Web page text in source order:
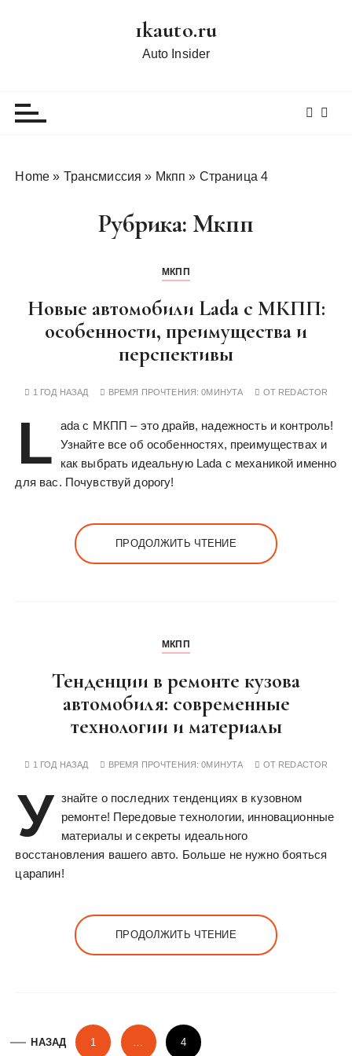
1kauto.ru
Auto Insider
Home » Трансмиссия » Мкпп » Страница 4
Рубрика: Мкпп
МКПП
Новые автомобили Lada с МКПП:
особенности, преимущества и
перспективы
1 ГОД НАЗАД ВРЕМЯ ПРОЧТЕНИЯ:0МИНУТА ОТ REDACTOR
L
ada с МКПП – это драйв, надежность и контроль!
Узнайте все об особенностях, преимуществах и
как выбрать идеальную Lada с механикой именно
для вас. Почувствуй дорогу!
ПРОДОЛЖИТЬ ЧТЕНИЕ
МКПП
Тенденции в ремонте кузова
автомобиля: современные
технологии и материалы
1 ГОД НАЗАД ВРЕМЯ ПРОЧТЕНИЯ:0МИНУТА ОТ REDACTOR
У знайте о последних тенденциях в кузовном
ремонте! Передовые технологии, инновационные
материалы и секреты идеального
восстановления вашего авто. Больше не нужно бояться
царапин!
ПРОДОЛЖИТЬ ЧТЕНИЕ
ПНАЗАД 1 … 4